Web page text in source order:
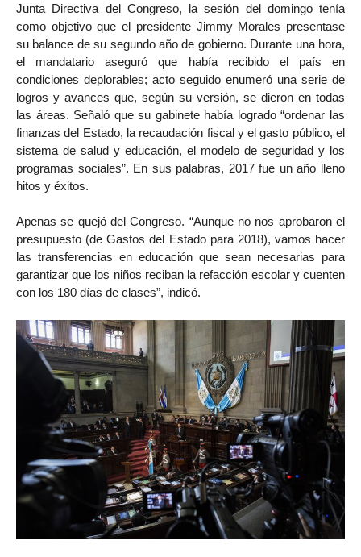
Junta Directiva del Congreso, la sesión del domingo tenía
como objetivo que el presidente Jimmy Morales presentase
su balance de su segundo año de gobierno. Durante una hora,
el mandatario aseguró que había recibido el país en
condiciones deplorables; acto seguido enumeró una serie de
logros y avances que, según su versión, se dieron en todas
las áreas. Señaló que su gabinete había logrado “ordenar las
finanzas del Estado, la recaudación fiscal y el gasto público, el
sistema de salud y educación, el modelo de seguridad y los
programas sociales”. En sus palabras, 2017 fue un año lleno
hitos y éxitos.
Apenas se quejó del Congreso. “Aunque no nos aprobaron el
presupuesto (de Gastos del Estado para 2018), vamos hacer
las transferencias en educación que sean necesarias para
garantizar que los niños reciban la refacción escolar y cuenten
con los 180 días de clases”, indicó.